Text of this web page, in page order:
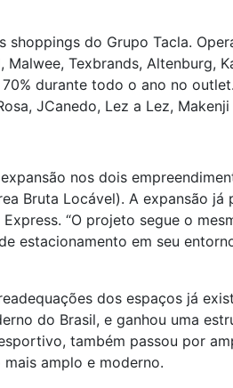
do Grupo Tacla.
Texbrands, Altenburg,
durante todo o ano no
JCanedo, Lez a Lez,
nos dois
Bruta Locável). A expansão
“O projeto segue o
estacionamento em seu
dos espaços já
do Brasil, e ganhou uma
também passou por
amplo e moderno.